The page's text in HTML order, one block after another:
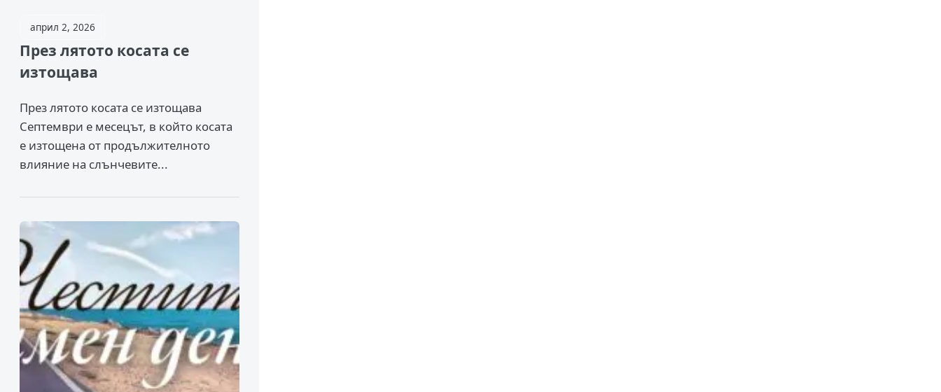
април 2, 2026
През лятото косата се
изтощава
През лятото косата се изтощава
Септември е месецът, в който косата
е изтощена от продължителното
влияние на слънчевите...